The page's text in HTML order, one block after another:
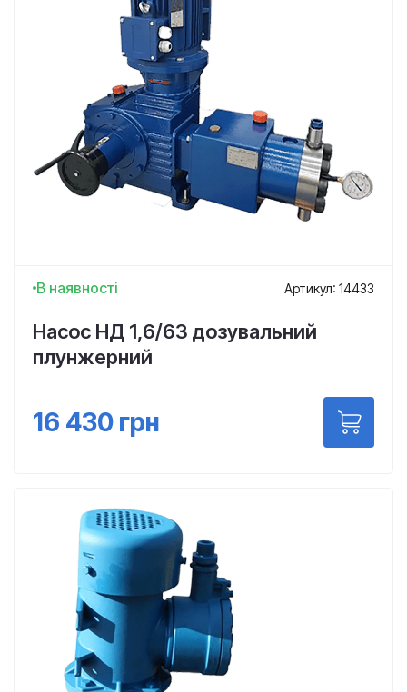
В наявності Артикул: 14433
Насос НД 1,6/63 дозувальний
плунжерний
16 430 грн